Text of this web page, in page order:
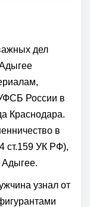
дел
России в
Краснодара.
в
ст.159 УК РФ),
узнал от